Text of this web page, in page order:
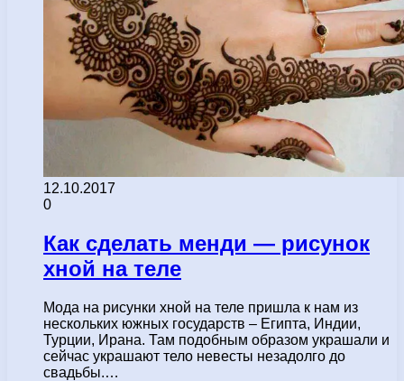
12.10.2017
0
Как сделать менди — рисунок
хной на теле
Мода на рисунки хной на теле пришла к нам из
нескольких южных государств – Египта, Индии,
Турции, Ирана. Там подобным образом украшали и
сейчас украшают тело невесты незадолго до
свадьбы.…